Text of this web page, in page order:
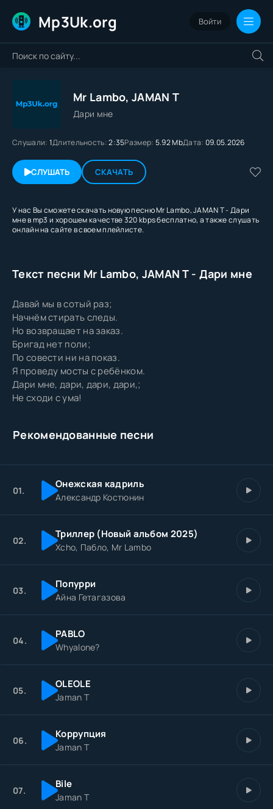
Mp3Uk.org Войти
Mr Lambo, JAMAN T
Дари мне
Слушали: 1Длительность:2:35Размер: 5.92 MbДата: 09.05.2026
СЛУШАТЬ СКАЧАТЬ
У нас Вы сможете скачать новую песню Mr Lambo, JAMAN T - Дари
мне в mp3 и хорошем качестве 320 kbps бесплатно, а также слушать
онлайн на сайте в своем плейлисте.
Текст песни Mr Lambo, JAMAN T - Дари мне
Давай мы в сотый раз;
Начнём стирать следы.
Но возвращает на заказ.
Бригад нет поли;
По совести ни на показ.
Я проведу мосты с ребёнком.
Дари мне, дари, дари, дари,;
Не сходи с ума!
Рекомендованные песни
01. Онежская кадриль
Александр Костюнин
02. Триллер (Новый альбом 2025)
Xcho, Пабло, Mr Lambo
03. Попурри
Айна Гетагазова
04. PABLO
Whyalone?
05. OLEOLE
Jaman T
06. Коррупция
Jaman T
07. Bile
Jaman T